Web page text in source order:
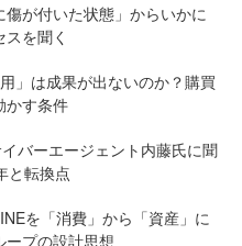
が付いた状態」からいかに
を聞く
」は成果が出ないのか？購買
かす条件
イバーエージェント内藤氏に聞
と転換点
を「消費」から「資産」に
プの設計思想